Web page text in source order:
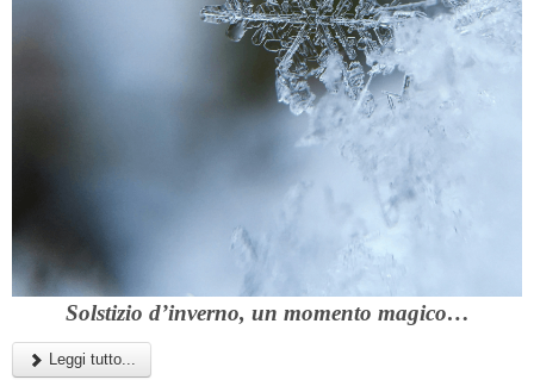
Solstizio d’inverno, un momento magico…
Leggi tutto...